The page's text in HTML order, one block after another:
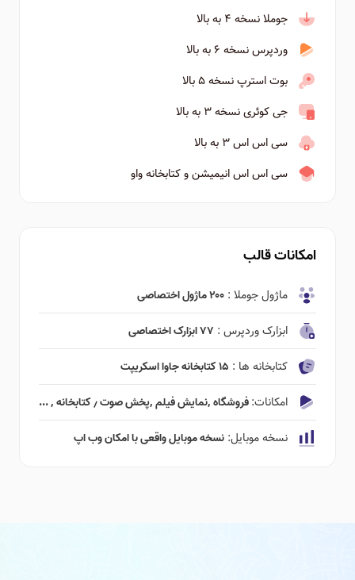
جوملا نسخه ۴ به بالا
وردپرس نسخه ۶ به بالا
بوت استرپ نسخه ۵ بالا
جی کوئری نسخه ۳ به بالا
سی اس اس ۳ به بالا
سی اس اس انیمیشن و کتابخانه واو
امکانات قالب
ماژول جوملا : ۲۰۰ ماژول اختصاصی
ابزارک وردپرس : ۷۷ ابزارک اختصاصی
کتابخانه ها : ۱۵ کتابخانه جاوا اسکریپت
امکانات:فروشگاه ٬‌نمایش فیلم ٬‌پخش صوت ٫ کتابخانه ٬ ...
نسخه موبایل: نسخه موبایل واقعی با امکان وب اپ